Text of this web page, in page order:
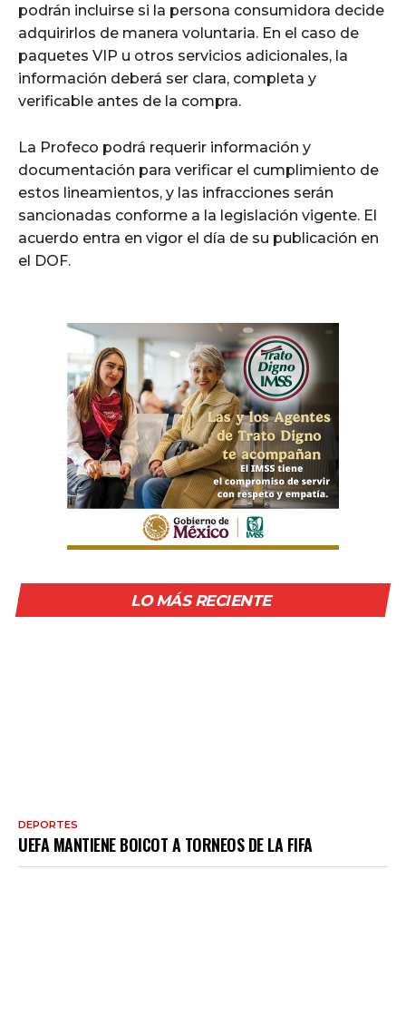
podrán incluirse si la persona consumidora decide
adquirirlos de manera voluntaria. En el caso de
paquetes VIP u otros servicios adicionales, la
información deberá ser clara, completa y
verificable antes de la compra.
La Profeco podrá requerir información y
documentación para verificar el cumplimiento de
estos lineamientos, y las infracciones serán
sancionadas conforme a la legislación vigente. El
acuerdo entra en vigor el día de su publicación en
el DOF.
LO MÁS RECIENTE
DEPORTES
UEFA MANTIENE BOICOT A TORNEOS DE LA FIFA